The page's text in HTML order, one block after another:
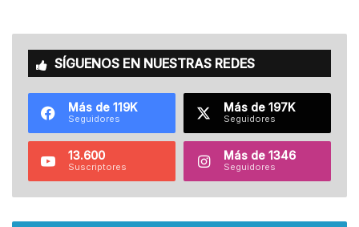
SÍGUENOS EN NUESTRAS REDES
Más de 119K
Seguidores
Más de 197K
Seguidores
13.600
Suscriptores
Más de 1346
Seguidores